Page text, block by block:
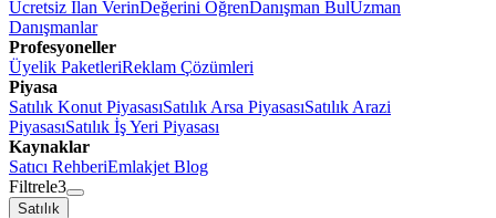
Ücretsiz İlan VerinDeğerini ÖğrenDanışman BulUzman
Danışmanlar
Profesyoneller
Üyelik PaketleriReklam Çözümleri
Piyasa
Satılık Konut PiyasasıSatılık Arsa PiyasasıSatılık Arazi
PiyasasıSatılık İş Yeri Piyasası
Kaynaklar
Satıcı RehberiEmlakjet Blog
Filtrele3
Satılık